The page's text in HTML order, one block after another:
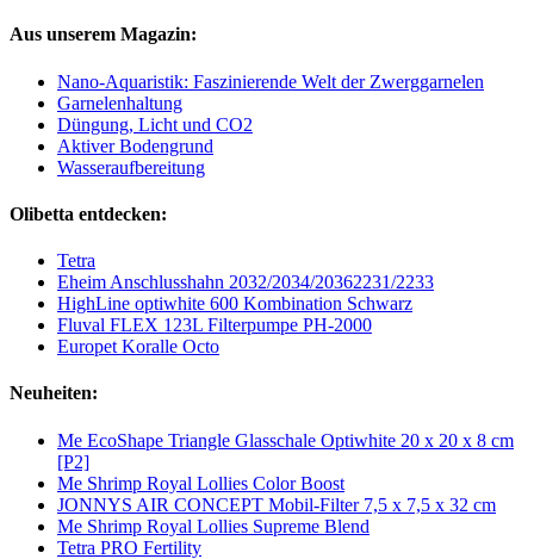
Aus unserem Magazin:
Nano-Aquaristik: Faszinierende Welt der Zwerggarnelen
Garnelenhaltung
Düngung, Licht und CO2
Aktiver Bodengrund
Wasseraufbereitung
Olibetta entdecken:
Tetra
Eheim Anschlusshahn 2032/2034/20362231/2233
HighLine optiwhite 600 Kombination Schwarz
Fluval FLEX 123L Filterpumpe PH-2000
Europet Koralle Octo
Neuheiten:
Me EcoShape Triangle Glasschale Optiwhite 20 x 20 x 8 cm
[P2]
Me Shrimp Royal Lollies Color Boost
JONNYS AIR CONCEPT Mobil-Filter 7,5 x 7,5 x 32 cm
Me Shrimp Royal Lollies Supreme Blend
Tetra PRO Fertility